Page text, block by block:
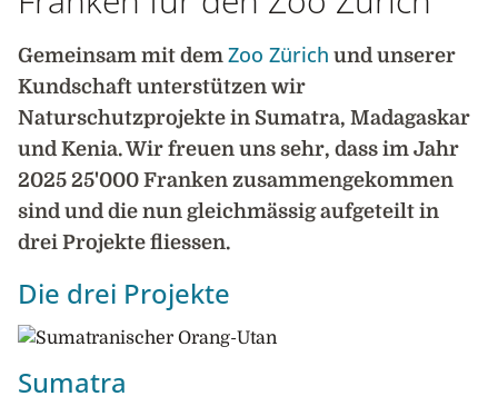
Gemeinsam mit dem Zoo Zürich und unserer
Kundschaft unterstützen wir
Naturschutzprojekte in Sumatra, Madagaskar
und Kenia. Wir freuen uns sehr, dass im Jahr
2025 25'000 Franken zusammengekommen
sind und die nun gleichmässig aufgeteilt in
drei Projekte fliessen.
Die drei Projekte
Sumatra